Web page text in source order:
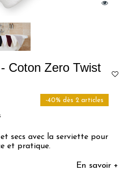
Coton Zero Twist
-40% dès 2 articles
secs avec la serviette pour
et pratique.
En savoir +